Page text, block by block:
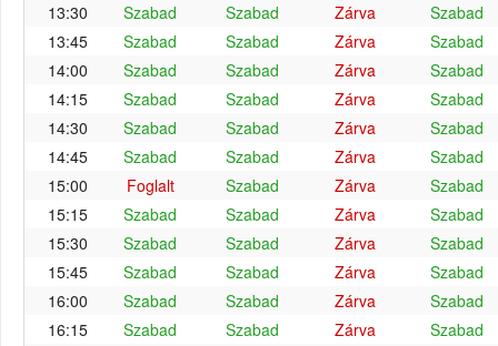
13:30
Szabad Szabad Zárva
Szabad
13:45
Szabad Szabad Zárva
Szabad
14:00
Szabad Szabad Zárva
Szabad
14:15
Szabad Szabad Zárva
Szabad
14:30
Szabad Szabad Zárva
Szabad
14:45
Szabad Szabad Zárva
Szabad
15:00
Foglalt Szabad Zárva
Szabad
15:15
Szabad Szabad Zárva
Szabad
15:30
Szabad Szabad Zárva
Szabad
15:45
Szabad Szabad Zárva
Szabad
16:00
Szabad Szabad Zárva
Szabad
16:15
Szabad Szabad Zárva Szabad